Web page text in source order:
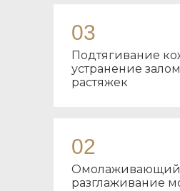
02
03
Омолаживающий
разглаживание
Подтягивание
устранение
растяжек